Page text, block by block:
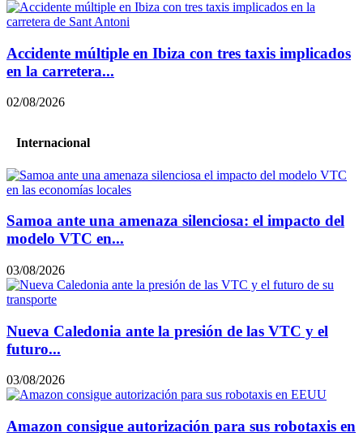
Accidente múltiple en Ibiza con tres taxis implicados
en la carretera...
02/08/2026
Internacional
Samoa ante una amenaza silenciosa: el impacto del
modelo VTC en...
03/08/2026
Nueva Caledonia ante la presión de las VTC y el
futuro...
03/08/2026
Amazon consigue autorización para sus robotaxis en